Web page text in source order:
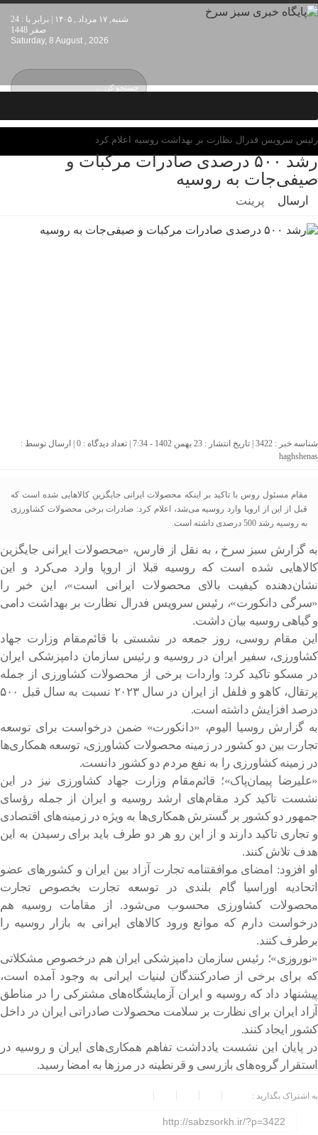
شنبه, ۱۷ مرداد , ۱۴۰۵ | برابر با : 24
صفر 1448
Saturday, 8 August , 2026
رئیس سرویس فدرال نظارت بر بهداشت روسیه اعلام کرد
رشد ۵۰۰ درصدی صادرات مرکبات و
صیفی‌جات به روسیه
ارسال پرینت
شناسه خبر : 3422 | تاریخ انتشار : 23 بهمن 1402 - 7:34 | تعداد دیدگاه : 0 | ارسال توسط :
haghshenas
مقام مسئول روس با تاکید بر اینکه محصولات ایرانی جایگزین کالاهایی شده است که
قبل از این از اروپا وارد روسیه می‌شد، اعلام کرد: صادرات برخی محصولات کشاورزی
به روسیه رشد 500 درصدی داشته است.
به گزارش سبز سرخ ، به نقل از فارس، «محصولات ایرانی جایگزین
کالاهایی شده است که روسیه قبلا از اروپا وارد می‌کرد و این
نشان‌دهنده کیفیت بالای محصولات ایرانی است»، این خبر را
«سرگی دانکورت»، رئیس سرویس فدرال نظارت بر بهداشت دامی
و گیاهی روسیه بیان داشت.
این مقام روسی، روز جمعه در نشستی با قائم‌مقام وزارت جهاد
کشاورزی، سفیر ایران در روسیه و رئیس سازمان دامپزشکی ایران
در مسکو تاکید کرد: واردات برخی از محصولات کشاورزی از جمله
پرتقال، کاهو و فلفل از ایران در سال ۲۰۲۳ نسبت به سال قبل ۵۰۰
درصد افزایش داشته است.
به گزارش روسیا الیوم، «دانکورت» ضمن درخواست برای توسعه
تجارت بین دو کشور در زمینه محصولات کشاورزی، توسعه همکاری‌ها
در زمینه کشاورزی را به نفع مردم دو کشور دانست.
«علیرضا پیمان‌پاک»؛ قائم‌مقام وزارت جهاد کشاورزی نیز در این
نشست تاکید کرد مقام‌های ارشد روسیه و ایران از جمله رؤسای
جمهور دو کشور بر گسترش همکاری‌ها به ویژه در زمینه‌های اقتصادی
و تجاری تاکید دارند و از این رو هر دو طرف باید برای رسیدن به این
هدف تلاش کنند.
او افزود: امضای موافقتنامه تجارت آزاد بین ایران و کشورهای عضو
اتحادیه اوراسیا گام بلندی در توسعه تجارت بخصوص تجارت
محصولات کشاورزی محسوب می‌شود. از مقامات روسیه هم
درخواست دارم که موانع ورود کالاهای ایرانی به بازار روسیه را
برطرف کنند.
«نوروزی»؛ رئیس سازمان دامپزشکی ایران هم درخصوص مشکلاتی
که برای برخی از صادرکنندگان لبنیات ایرانی به وجود آمده است،
پیشنهاد داد که روسیه و ایران آزمایشگاه‌های مشترکی را در مناطق
آزاد ایران برای نظارت بر سلامت محصولات صادراتی ایران در داخل
کشور ایجاد کنند.
در پایان این نشست یادداشت تفاهم همکاری‌های ایران و روسیه در
استقرار گروه‌های بازرسی و قرنطینه در مرزها به امضا رسید.
به اشتراک بگذارید :
http://sabzsorkh.ir/?p=3422